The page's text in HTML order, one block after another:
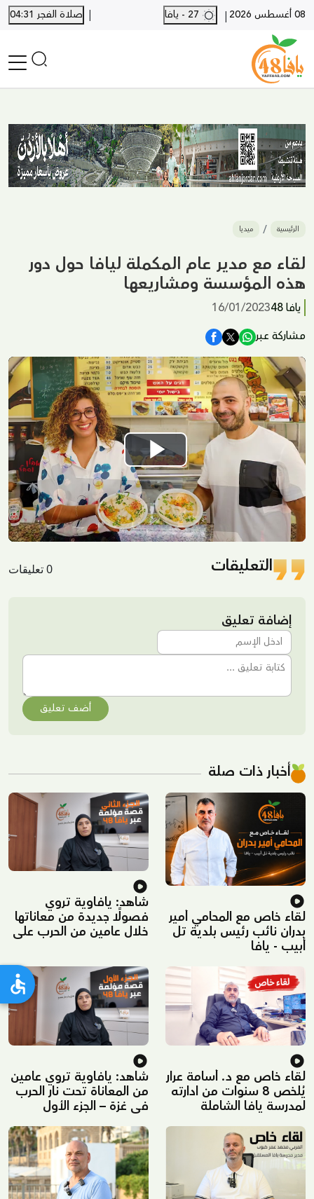
08 أغسطس 2026 |
| صلاة الفجر 04:31
أخبار محلية
أخبار يافا
SHORTS
أخبار اللد والرملة
بيع وشراء
وفيات
المزيد
الرئيسية ميديا
لقاء مع مدير عام المكملة ليافا حول دور
هذه المؤسسة ومشاريعها
يافا 48
16/01/2023
مشاركة عبر
Play
Video
التعليقات 0 تعليقات
إضافة تعليق
أضف تعليق
أخبار ذات صلة
لقاء خاص مع المحامي أمير
بدران نائب رئيس بلدية تل
أبيب - يافا
شاهد: يافاوية تروي
فصولًا جديدة من معاناتها
خلال عامين من الحرب على
لقاء خاص مع د. أسامة عرار
يُلخص 8 سنوات من ادارته
لمدرسة يافا الشاملة
شاهد: يافاوية تروي عامين
من المعاناة تحت نار الحرب
في غزة – الجزء الأول